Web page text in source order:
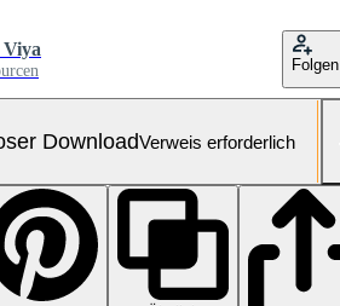
Folgen
DownloadVerweis erforderlich